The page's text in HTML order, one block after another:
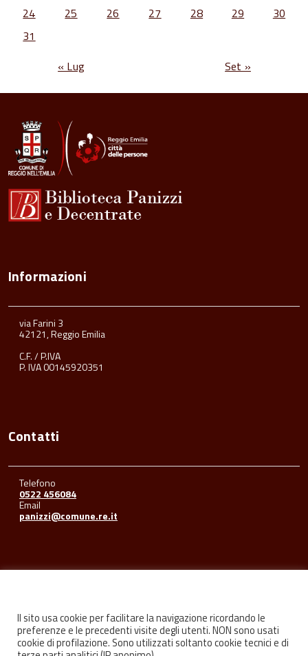
24
25 26 27 28 29
30
31
« Lug
Set »
Informazioni
via Farini 3
42121, Reggio Emilia
C.F. / P.IVA
P. IVA 00145920351
Contatti
Telefono
0522 456084
Email
panizzi@comune.re.it
FacebookYoutubeInstagram
Il sito usa cookie per facilitare la navigazione ricordando le
preferenze e le precedenti visite degli utenti. NON sono usati
cookie di profilazione. Sono utilizzati soltanto cookie tecnici e di